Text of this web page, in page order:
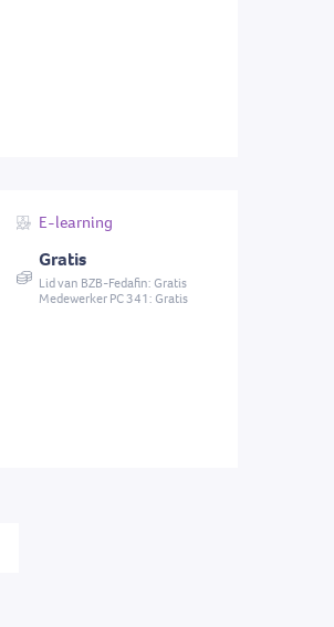
E-learning
Gratis
Lid van BZB-Fedafin: Gratis
Medewerker PC 341: Gratis